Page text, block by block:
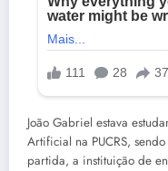
João Gabriel estava
Artificial na PUCRS,
partida, a instituição de